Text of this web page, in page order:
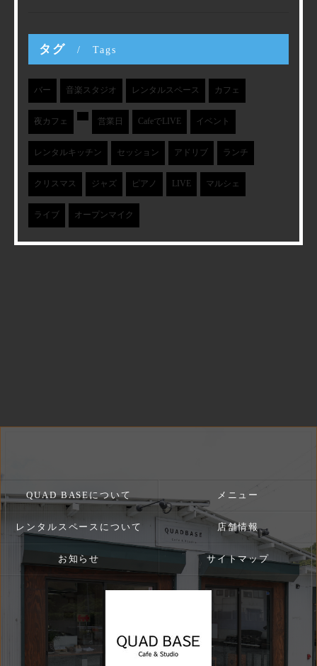
タグ Tags
バー 音楽スタジオ レンタルスペース カフェ
夜カフェ 営業日 CafeでLIVE イベント
レンタルキッチン セッション アドリブ ランチ
クリスマス ジャズ ピアノ LIVE マルシェ
ライブ オープンマイク
QUAD BASEについて メニュー
レンタルスペースについて 店舗情報
お知らせ サイトマップ